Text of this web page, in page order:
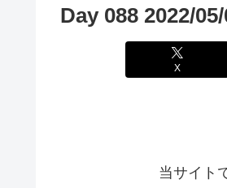
Day 088 2022/
X
当サイト